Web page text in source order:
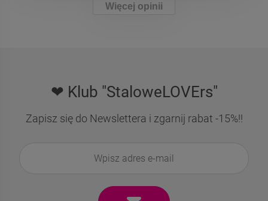
Więcej opinii
❤ Klub "StaloweLOVErs"
Zapisz się do Newslettera i zgarnij rabat -15%!!